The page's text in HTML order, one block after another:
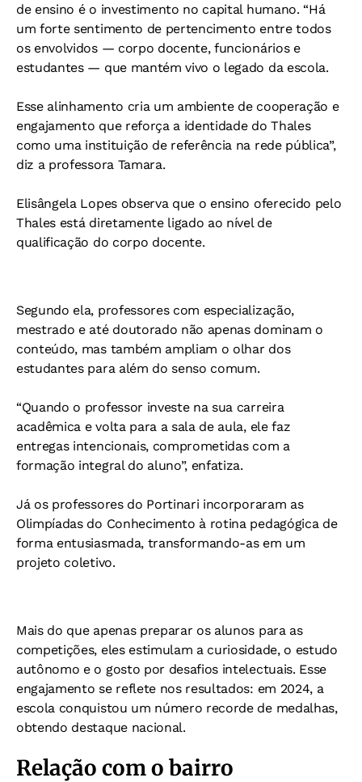
de ensino é o investimento no capital humano. “Há
um forte sentimento de pertencimento entre todos
os envolvidos — corpo docente, funcionários e
estudantes — que mantém vivo o legado da escola.
Esse alinhamento cria um ambiente de cooperação e
engajamento que reforça a identidade do Thales
como uma instituição de referência na rede pública”,
diz a professora Tamara.
Elisângela Lopes observa que o ensino oferecido pelo
Thales está diretamente ligado ao nível de
qualificação do corpo docente.
Segundo ela, professores com especialização,
mestrado e até doutorado não apenas dominam o
conteúdo, mas também ampliam o olhar dos
estudantes para além do senso comum.
“Quando o professor investe na sua carreira
acadêmica e volta para a sala de aula, ele faz
entregas intencionais, comprometidas com a
formação integral do aluno”, enfatiza.
Já os professores do Portinari incorporaram as
Olimpíadas do Conhecimento à rotina pedagógica de
forma entusiasmada, transformando-as em um
projeto coletivo.
Mais do que apenas preparar os alunos para as
competições, eles estimulam a curiosidade, o estudo
autônomo e o gosto por desafios intelectuais. Esse
engajamento se reflete nos resultados: em 2024, a
escola conquistou um número recorde de medalhas,
obtendo destaque nacional.
Relação com o bairro